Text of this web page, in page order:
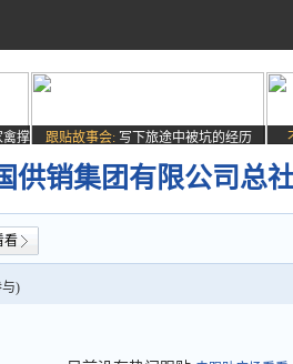
禽撑
跟贴故事会: 写下旅途中被坑的经历
供销集团有限公司总
看
)